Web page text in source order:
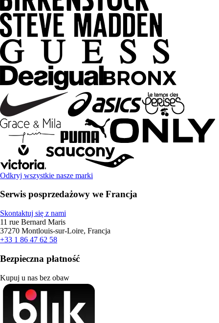
Odkryj wszystkie nasze marki
Serwis posprzedażowy we Francja
Skontaktuj się z nami
11 rue Bernard Maris
37270 Montlouis-sur-Loire, Francja
+33 1 86 47 62 58
Bezpieczna płatność
Kupuj u nas bez obaw